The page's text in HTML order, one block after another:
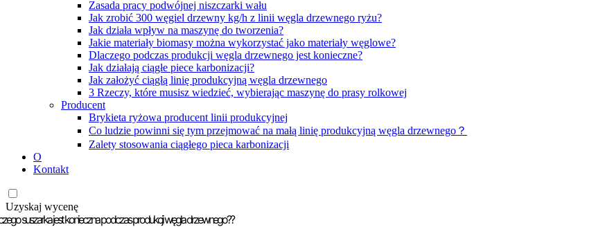
Zasada pracy podwójnej niszczarki wału
Jak zrobić 300 węgiel drzewny kg/h z linii węgla drzewnego ryżu?
Jak działa wpływ na maszynę do tworzenia?
Jakie materiały biomasy można wykorzystać jako materiały węglowe?
Dlaczego podczas produkcji węgla drzewnego jest konieczne?
Jak działają ciągłe piece karbonizacji?
Jak założyć ciągłą linię produkcyjną węgla drzewnego
3 Rzeczy, które musisz wiedzieć, wybierając maszynę do prasy rolkowej
Producent
Brykieta ryżowa producent linii produkcyjnej
Co ludzie powinni się tym przejmować na małą linię produkcyjną węgla drzewnego？
Zalety stosowania ciągłego pieca karbonizacji
O
Kontakt
Uzyskaj wycenę
suszarka jest konieczna podczas produkcji węgla drzewnego??